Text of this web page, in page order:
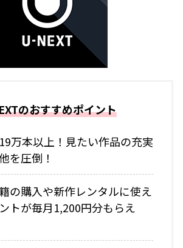
のおすすめポイント
万本以上！見たい作品の充実
を圧倒！
の購入や新作レンタルに使え
トが毎月1,200円分もらえ